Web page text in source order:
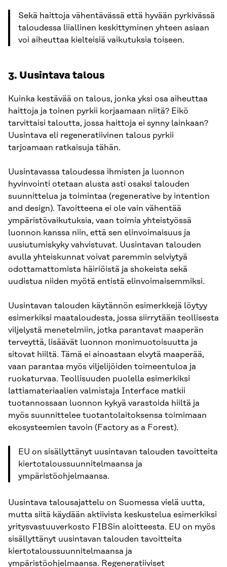
Sekä haittoja vähentävässä että hyvään pyrkivässä
taloudessa liiallinen keskittyminen yhteen asiaan
voi aiheuttaa kielteisiä vaikutuksia toiseen.
3. Uusintava talous
Kuinka kestävää on talous, jonka yksi osa aiheuttaa
haittoja ja toinen pyrkii korjaamaan niitä? Eikö
tarvittaisi taloutta, jossa haittoja ei synny lainkaan?
Uusintava eli regeneratiivinen talous pyrkii
tarjoamaan ratkaisuja tähän.
Uusintavassa taloudessa ihmisten ja luonnon
hyvinvointi otetaan alusta asti osaksi talouden
suunnittelua ja toimintaa (regenerative by intention
and design). Tavoitteena ei ole vain vähentää
ympäristövaikutuksia, vaan toimia yhteistyössä
luonnon kanssa niin, että sen elinvoimaisuus ja
uusiutumiskyky vahvistuvat. Uusintavan talouden
avulla yhteiskunnat voivat paremmin selviytyä
odottamattomista häiriöistä ja shokeista sekä
uudistua niiden myötä entistä elinvoimaisemmiksi.
Uusintavan talouden käytännön esimerkkejä löytyy
esimerkiksi maataloudesta, jossa siirrytään teollisesta
viljelystä menetelmiin, jotka parantavat maaperän
terveyttä, lisäävät luonnon monimuotoisuutta ja
sitovat hiiltä. Tämä ei ainoastaan elvytä maaperää,
vaan parantaa myös viljelijöiden toimeentuloa ja
ruokaturvaa. Teollisuuden puolella esimerkiksi
lattiamateriaalien valmistaja Interface matkii
tuotannossaan luonnon kykyä varastoida hiiltä ja
myös suunnittelee tuotantolaitoksensa toimimaan
ekosysteemien tavoin (Factory as a Forest).
EU on sisällyttänyt uusintavan talouden tavoitteita
kiertotaloussuunnitelmaansa ja
ympäristöohjelmaansa.
Uusintava talousajattelu on Suomessa vielä uutta,
mutta siitä käydään aktiivista keskustelua esimerkiksi
yritysvastuuverkosto FIBSin aloitteesta. EU on myös
sisällyttänyt uusintavan talouden tavoitteita
kiertotaloussuunnitelmaansa ja
ympäristöohjelmaansa. Regeneratiiviset